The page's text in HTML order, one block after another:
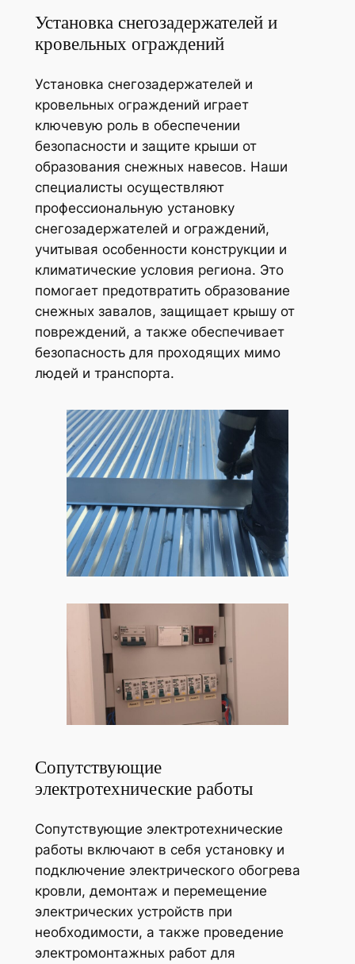
Установка снегозадержателей и
кровельных ограждений
Установка снегозадержателей и
кровельных ограждений играет
ключевую роль в обеспечении
безопасности и защите крыши от
образования снежных навесов. Наши
специалисты осуществляют
профессиональную установку
снегозадержателей и ограждений,
учитывая особенности конструкции и
климатические условия региона. Это
помогает предотвратить образование
снежных завалов, защищает крышу от
повреждений, а также обеспечивает
безопасность для проходящих мимо
людей и транспорта.
Сопутствующие
электротехнические работы
Сопутствующие электротехнические
работы включают в себя установку и
подключение электрического обогрева
кровли, демонтаж и перемещение
электрических устройств при
необходимости, а также проведение
электромонтажных работ для